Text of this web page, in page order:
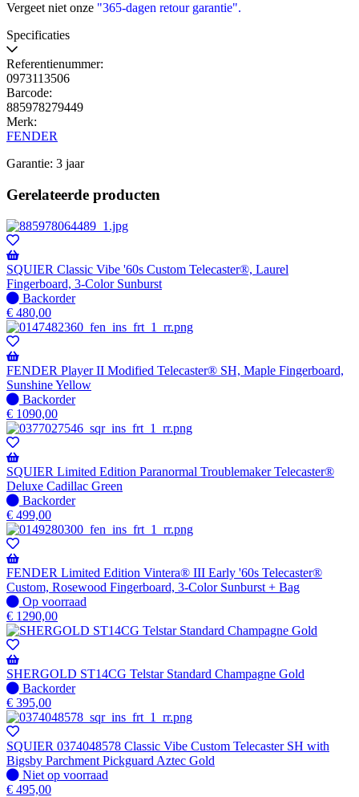
Vergeet niet onze "365-dagen retour garantie".
Specificaties
Referentienummer:
0973113506
Barcode:
885978279449
Merk:
FENDER
Garantie: 3 jaar
Gerelateerde producten
SQUIER Classic Vibe '60s Custom Telecaster®, Laurel
Fingerboard, 3-Color Sunburst
Niet
op
voorraad
-
Wordt
verzonden
wanneer
beschikbaar
Backorder
€ 480,00
FENDER Player II Modified Telecaster® SH, Maple Fingerboard,
Sunshine Yellow
Niet
op
voorraad
-
Wordt
verzonden
wanneer
beschikbaar
Backorder
€ 1090,00
SQUIER Limited Edition Paranormal Troublemaker Telecaster®
Deluxe Cadillac Green
Niet
op
voorraad
-
Wordt
verzonden
wanneer
beschikbaar
Backorder
€ 499,00
FENDER Limited Edition Vintera® III Early '60s Telecaster®
Custom, Rosewood Fingerboard, 3-Color Sunburst + Bag
Op
voorraad
Op voorraad
€ 1290,00
SHERGOLD ST14CG Telstar Standard Champagne Gold
Niet
op
voorraad
-
Wordt
verzonden
wanneer
beschikbaar
Backorder
€ 395,00
SQUIER 0374048578 Classic Vibe Custom Telecaster SH with
Bigsby Parchment Pickguard Aztec Gold
Niet
op
Niet op voorraad
€ 495,00